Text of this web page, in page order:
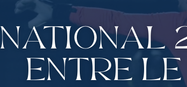
National
entre le